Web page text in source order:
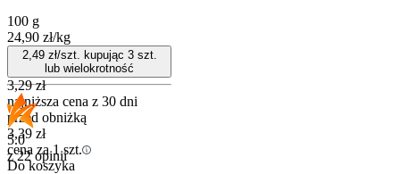
100 g
24,90 zł/kg
2,49zł/szt. kupując 3szt.
lub wielokrotność
3,29 zł
najniższa cena z 30 dni
przed obniżką
3,39 zł
cena za 1 szt.
Do koszyka
5.0
z 22 opinii